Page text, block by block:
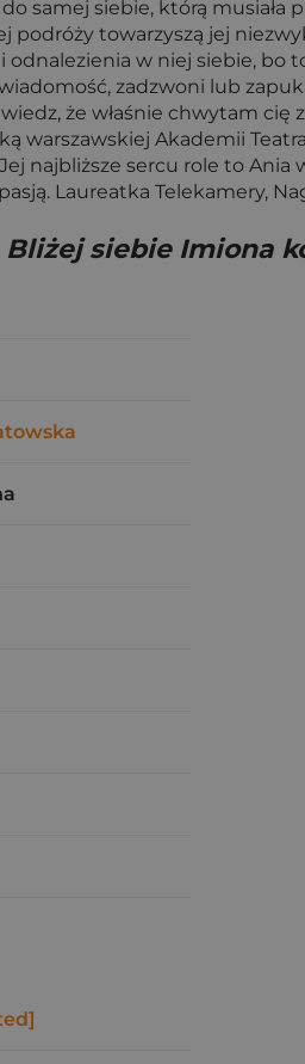
siebie, którą musiała
towarzyszą jej
w niej siebie, bo
zadzwoni lub
że właśnie chwytam
warszawskiej Akademii
najbliższe sercu role to Ania
Laureatka Telekamery,
Bliżej siebie Imiona